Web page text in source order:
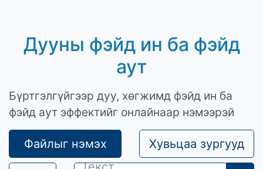
Дууны фэйд ин ба фэйд
аут
Бүртгэлгүйгээр дуу, хөгжимд фэйд ин ба
фэйд аут эффектийг онлайнаар нэмээрэй
Файлыг нэмэх Хувьцаа зургууд